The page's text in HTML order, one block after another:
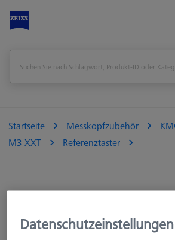
Startseite Messkopfzubehör
M3 XXT
Referenztaster
Datenschutzeinstellungen